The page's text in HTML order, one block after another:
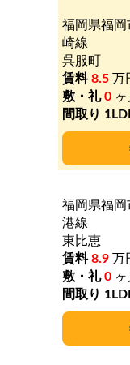
福岡県福岡
崎線
呉服町
8.5 万
0 ヶ
福岡県福岡
港線
東比恵
8.9 万
0 ヶ